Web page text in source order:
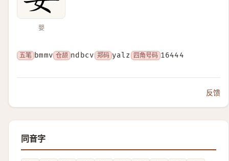
嬰
五笔 bmmv 仓颉 ndbcv 郑码 yalz 四角号码 16444
反馈
同音字